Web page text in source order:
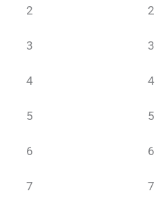
2 2
3 3
4 4
5 5
6 6
7 7